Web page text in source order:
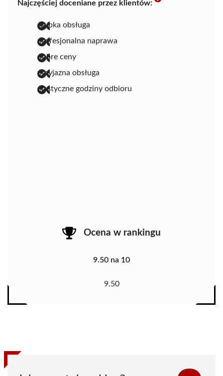
Najczęściej doceniane przez klientów:
szybka obsługa
profesjonalna naprawa
dobre ceny
przyjazna obsługa
elastyczne godziny odbioru
Ocena w rankingu
9.50 na 10
9.50